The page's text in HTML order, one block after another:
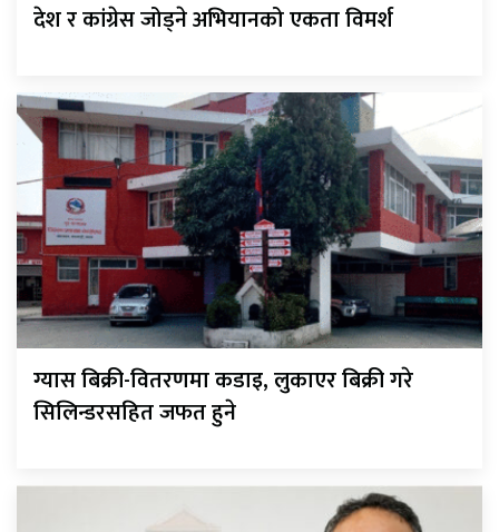
देश र कांग्रेस जोड्ने अभियानको एकता विमर्श
ग्यास बिक्री-वितरणमा कडाइ, लुकाएर बिक्री गरे
सिलिन्डरसहित जफत हुने